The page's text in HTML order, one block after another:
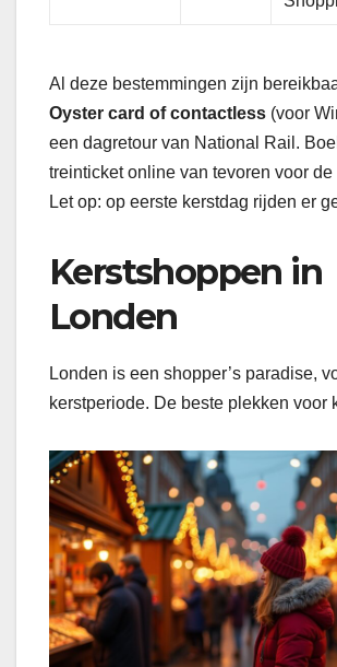
Al deze bestemmingen zijn
Oyster card of contactless (voor
een dagretour van National Rail.
treinticket online van tevoren voor de
Let op: op eerste kerstdag rijden er
Kerstshoppen in
Londen
Londen is een shopper’s paradise,
kerstperiode. De beste plekken voor